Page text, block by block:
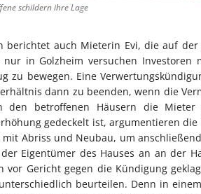
schildern ihre Lage
berichtet auch Mieterin Evi, die auf
nur in Golzheim versuchen Investoren
zu bewegen. Eine
dann zu beenden, wenn die
den betroffenen Häusern die
gedeckelt ist, argumentieren
mit Abriss und Neubau, um
Eigentümer des Hauses an an der
vor Gericht gegen die Kündigung
beurteilen. Denn in